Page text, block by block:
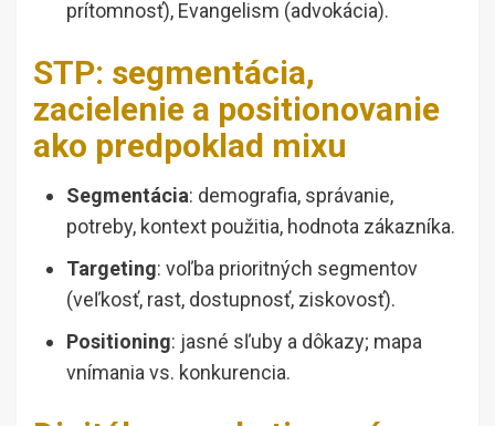
prítomnosť), Evangelism (advokácia).
STP: segmentácia,
zacielenie a positionovanie
ako predpoklad mixu
Segmentácia: demografia, správanie,
potreby, kontext použitia, hodnota zákazníka.
Targeting: voľba prioritných segmentov
(veľkosť, rast, dostupnosť, ziskovosť).
Positioning: jasné sľuby a dôkazy; mapa
vnímania vs. konkurencia.